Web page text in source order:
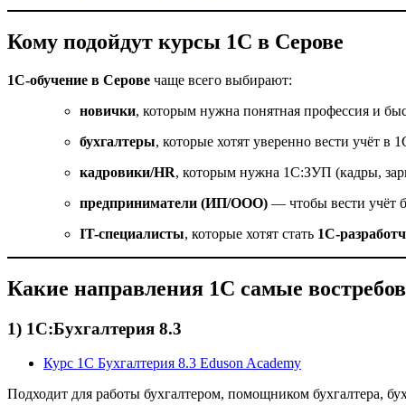
Кому подойдут курсы 1С в Серове
1С-обучение в Серове чаще всего выбирают:
новички, которым нужна понятная профессия и
бухгалтеры, которые хотят уверенно вести учёт в
кадровики/HR, которым нужна 1С:ЗУП (кадры,
предприниматели (ИП/ООО) — чтобы вести учёт
IT-специалисты, которые хотят стать 1С-
Какие направления 1С самые
1) 1С:Бухгалтерия 8.3
Курс 1С Бухгалтерия 8.3 Eduson Academy
Подходит для работы бухгалтером, помощником бухгалтера,